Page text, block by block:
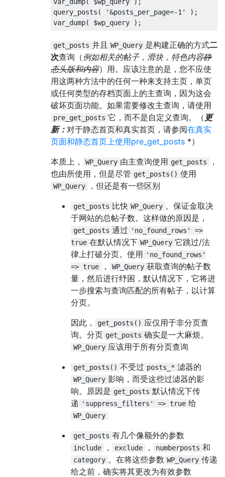
query_posts ( '&posts_per_page=-1'
);
var_dump( $wp_query );
get_posts 并且 WP_Query 是构建正确的方式二
次查询（例如相关的帖子，滑块，特色内容静
态头版和内容）用。应该注意的是，您不应使
用这两种方法中的任何一种来支持主页，单页
或任何类型的存档页面上的主查询，因为这会
破坏页面功能。如果需要修改主查询，请使用
pre_get_posts 它，而不是自定义查询。（ 更
新： 对于静态首页和真实首页，请参阅在真实
页面和静态首页上使用pre_get_posts *）
本质上，
WP_Query 由主查询使用 get_posts
，
也由所使用，但是尽管 get_posts() 使用
WP_Query ，但还是有一些区别
get_posts 比快 WP_Query 。保证金取决
于网站的总帖子数。这样做的原因是，
get_posts 通过 'no_found_rows' =>
true 在默认情况下 WP_Query 它跳过/法
律上打破分页。使用 'no_found_rows'
=> true
， WP_Query 获取查询的帖子数
量，然后进行纾困，默认情况下，它将进
一步搜索与查询匹配的所有帖子，以计算
分页。
因此，
get_posts() 应仅用于非分页查
询。分页 get_posts 确实是一大麻烦。
WP_Query 应该用于所有分页查询
get_posts() 不受过 posts_* 滤器的
WP_Query 影响，而受这些过滤器的影
响。原因是 get_posts 默认情况下传
递 'suppress_filters' => true 给
WP_Query
get_posts 有几个像额外的参数
include ， exclude ， numberposts 和
category 。在将这些参数 WP_Query 传递
给之前，确实将其更改为有效参数